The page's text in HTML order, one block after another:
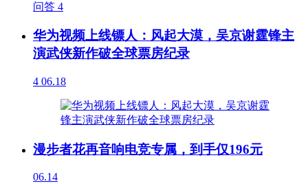
问答 4
华为视频上线镖人：风起大漠，吴京谢霆锋主
演武侠新作破全球票房纪录
4 06.18
漫步者花再音响电竞专属，到手仅196元
06.14